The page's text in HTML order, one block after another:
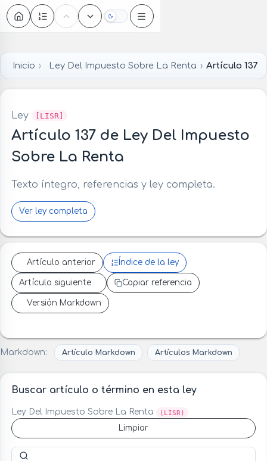
Oscuro
Inicio Ley Del Impuesto Sobre La Renta Artículo 137
Ley [LISR]
Artículo 137 de Ley Del Impuesto
Sobre La Renta
Texto íntegro, referencias y ley completa.
Ver ley completa
Artículo anterior Índice de la ley
Artículo siguiente Copiar referencia
Versión Markdown
Markdown: Artículo Markdown Artículos Markdown
Buscar artículo o término en esta ley
Ley Del Impuesto Sobre La Renta (LISR)
Limpiar
Buscar artículo o término en esta ley